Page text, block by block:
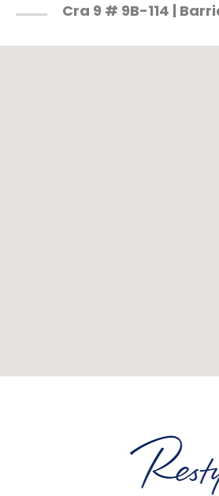
Cra 9 # 9B-114 |